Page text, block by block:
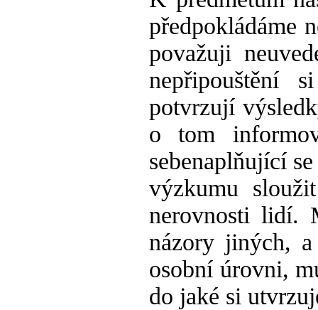
předpokládáme
považuji
nepřipouštění
potvrzují
o tom
sebenaplňující
výzkumu
nerovnosti lidí.
názory jiných,
osobní úrovni,
do jaké si